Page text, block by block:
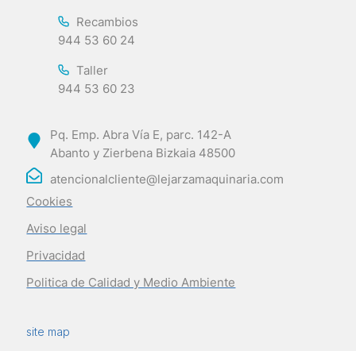
Recambios
944 53 60 24
Taller
944 53 60 23
Pq. Emp. Abra Vía E, parc. 142-A
Abanto y Zierbena Bizkaia 48500
atencionalcliente@lejarzamaquinaria.com
Cookies
Aviso legal
Privacidad
Politica de Calidad y Medio Ambiente
site map